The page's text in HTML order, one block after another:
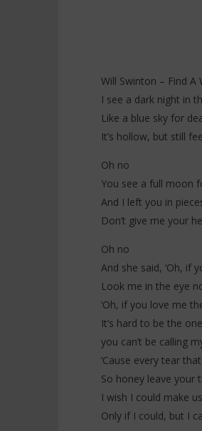
NOW
décembre
2025
Stone
Will Swinton – Find A
I see a dark night in
Like a blue sky for
It’s hollow, but still
Oh no
You see a full moon
And I left you in
Don’t give me your
Oh no
And she said, ‘Oh, if
Look me in the eye
‘Oh, if you love me
It’s hard to be the
you can’t be calling
‘Cause every tear
So honey leave your
I wish I could make
Only if I could, but I